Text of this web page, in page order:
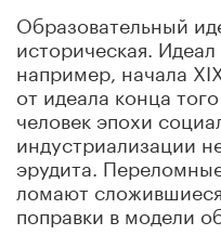
Образовательный
историческая.
например, начала
от идеала конца
человек эпохи
индустриализации
эрудита.
ломают
поправки в модели